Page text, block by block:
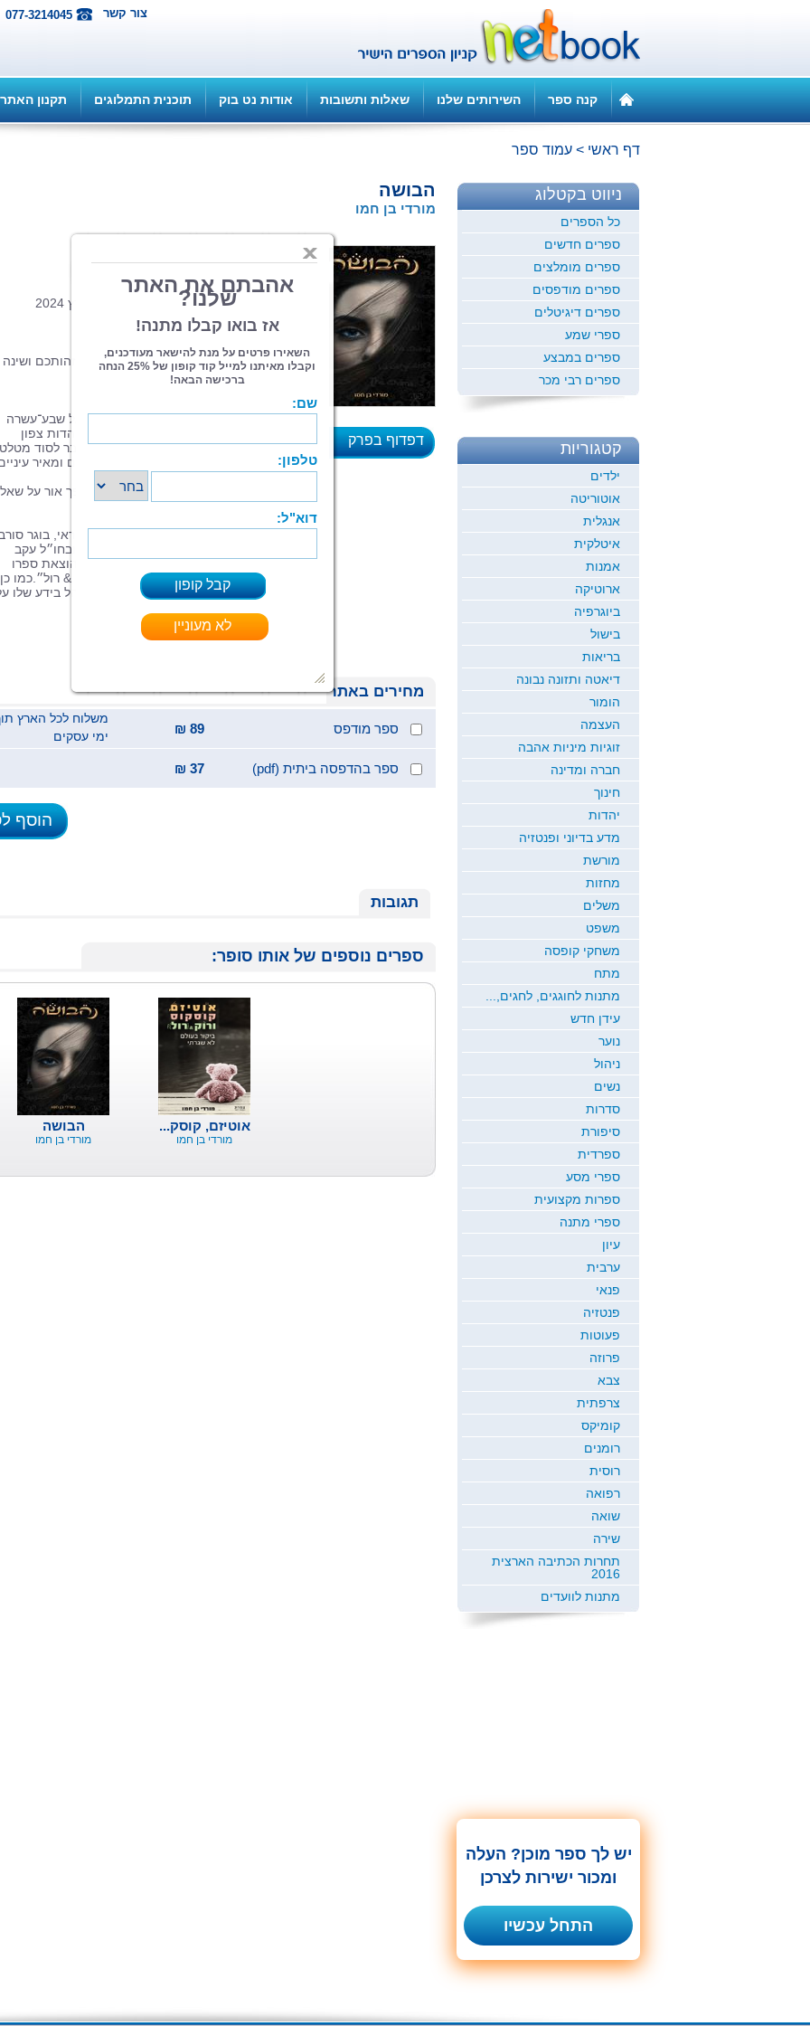
077-3214045 צור קשר
קנה ספר השירותים שלנו שאלות ותשובות אודות נט בוק תוכנית התמלוגים תקנון האתר
דף ראשי > עמוד ספר
הבושה
מורדי בן חמו
דפדוף בפרק
כריכה רכה, 202 עמ' פורמט 14.5/21, מרץ 2024
לכתבה בערוץ 14
האם אי פעם נחשפתם לסוד שערער את זהותכם
הרומןהבושהמבוסס על סיפור אמיתי ועל שבע־עשרה
שנות מחקר היסטורי־אתנולוגי על אודות יהדות צפון
אפריקה ואסלאם, מתאר איך נחשף המחבר לסוד
ויצא למסע גילוי משמעותי, מרחיב אופקים ומאיר
לגבי הסכסוך הישראלי־ערבי.
זהו סיפור מרתק, חוצה זמן ויבשות, ששופך אור על
זהותנו ועתידה של ישראל.
, ישראלי ממוצא אלג׳יראי, בוגר
(פריז), זכה לחשיפה תקשורתית בישראל ובחו״ל עקב
עשייתו כפעיל חברתית למען אוטיסטים והוצאת ספרו
הראשון, רב המכר, ״אוטיזם, קוסקוס ורוק & רול״.כמו כן
מורדי חוקר מזרח התיכון ומשתף את הקהל בידע שלו
מחירים באתר
ספר מודפס 89 ₪ ימי עסקים
ספר בהדפסה ביתית (pdf) 37 ₪
הוסף
תגובות
ספרים נוספים של אותו סופר:
הבושה
מורדי בן חמו
אוטיזם, קוסק...
מורדי בן חמו
ניווט בקטלוג
כל הספרים
ספרים חדשים
ספרים מומלצים
ספרים מודפסים
ספרים דיגיטלים
ספרי שמע
ספרים במבצע
ספרים רבי מכר
קטגוריות
ילדים
אוטוריטה
אנגלית
איטלקית
אמנות
ארוטיקה
ביוגרפיה
בישול
בריאות
דיאטה ותזונה נבונה
הומור
העצמה
זוגיות מיניות אהבה
חברה ומדינה
חינוך
יהדות
מדע בדיוני ופנטזיה
מורשת
מחזות
משלים
משפט
משחקי קופסה
מתח
מתנות לחוגגים, לחגים,...
עידן חדש
נוער
ניהול
נשים
סדרות
סיפורת
ספרדית
ספרי מסע
ספרות מקצועית
ספרי מתנה
עיון
ערבית
פנאי
פנטזיה
פעוטות
פרוזה
צבא
צרפתית
קומיקס
רומנים
רוסית
רפואה
שואה
שירה
תחרות הכתיבה הארצית
2016
מתנות לוועדים
יש לך ספר מוכן? העלה
ומכור ישירות לצרכן
התחל עכשיו